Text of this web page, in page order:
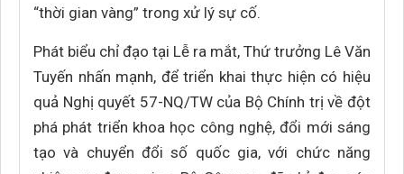
“thời gian vàng” trong xử lý sự cố.
Phát biểu chỉ đạo tại Lễ ra mắt, Thứ trưởng Lê Văn
Tuyến nhấn mạnh, để triển khai thực hiện có hiệu
quả Nghị quyết 57-NQ/TW của Bộ Chính trị về đột
phá phát triển khoa học công nghệ, đổi mới sáng
tạo và chuyển đổi số quốc gia, với chức năng